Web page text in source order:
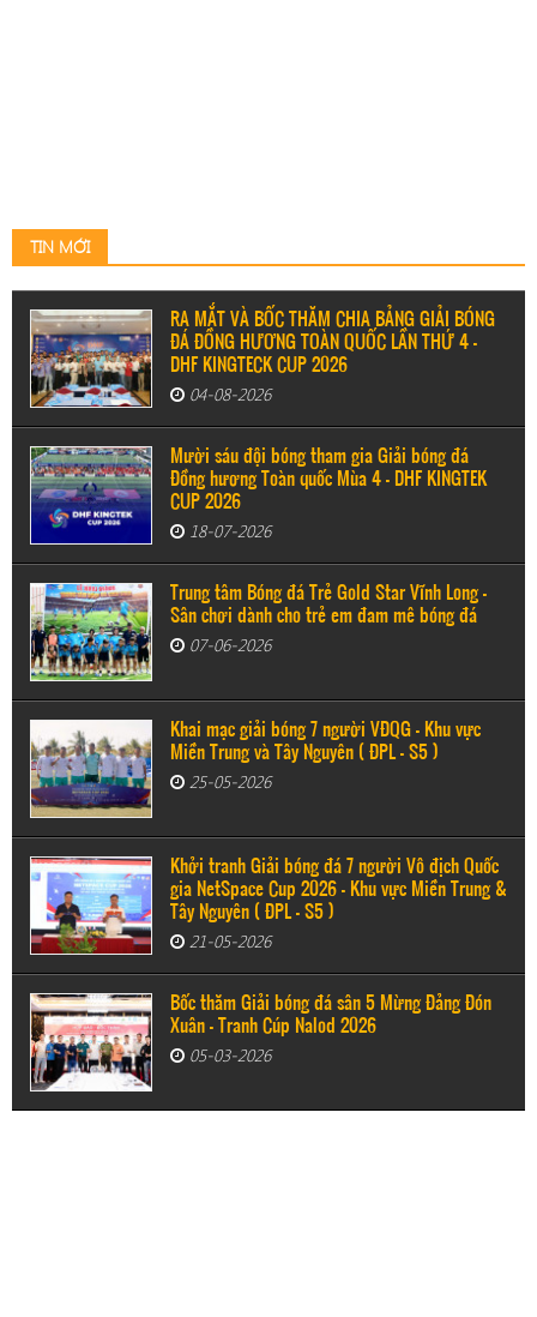
TIN MỚI
RA MẮT VÀ BỐC THĂM CHIA BẢNG GIẢI BÓNG
ĐÁ ĐỒNG HƯƠNG TOÀN QUỐC LẦN THỨ 4 –
DHF KINGTECK CUP 2026
04-08-2026
Mười sáu đội bóng tham gia Giải bóng đá
Đồng hương Toàn quốc Mùa 4 - DHF KINGTEK
CUP 2026
18-07-2026
Trung tâm Bóng đá Trẻ Gold Star Vĩnh Long -
Sân chơi dành cho trẻ em đam mê bóng đá
07-06-2026
Khai mạc giải bóng 7 người VĐQG - Khu vực
Miền Trung và Tây Nguyên ( ĐPL - S5 )
25-05-2026
Khởi tranh Giải bóng đá 7 người Vô địch Quốc
gia NetSpace Cup 2026 – Khu vực Miền Trung &
Tây Nguyên ( ĐPL - S5 )
21-05-2026
Bốc thăm Giải bóng đá sân 5 Mừng Đảng Đón
Xuân - Tranh Cúp Nalod 2026
05-03-2026